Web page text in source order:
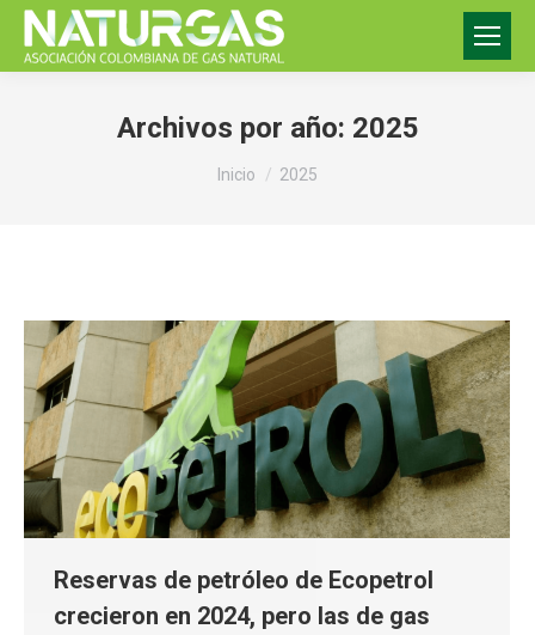
Archivos por año: 2025
Estás aquí:
Inicio 2025
Reservas de petróleo de Ecopetrol
crecieron en 2024, pero las de gas